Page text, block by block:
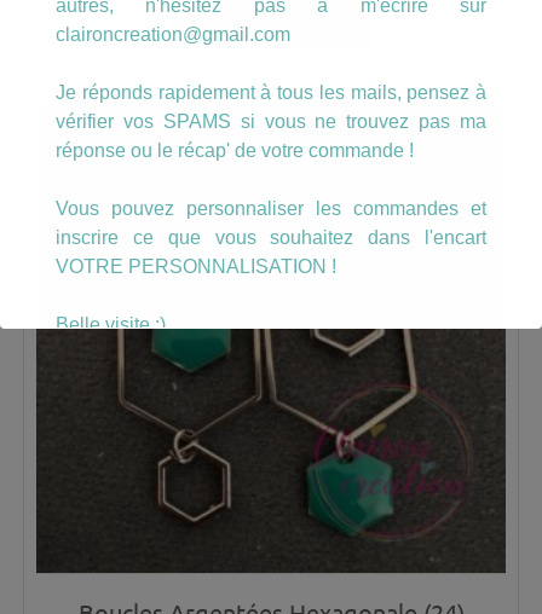
AJOUTER AU PANIER
autres, n'hésitez pas à m'écrire sur
claironcreation@gmail.com
Je réponds rapidement à tous les mails, pensez à
vérifier vos SPAMS si vous ne trouvez pas ma
réponse ou le récap' de votre commande !
Vous pouvez personnaliser les commandes et
inscrire ce que vous souhaitez dans l'encart
VOTRE PERSONNALISATION !
Belle visite :)